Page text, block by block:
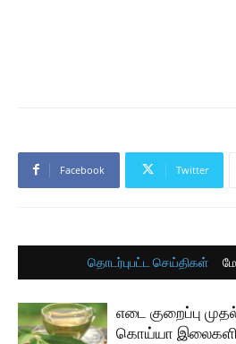
Facebook Twitter
தொடர்புபட்ட செய்திகள்
எடை குறைப்பு
கொய்யா